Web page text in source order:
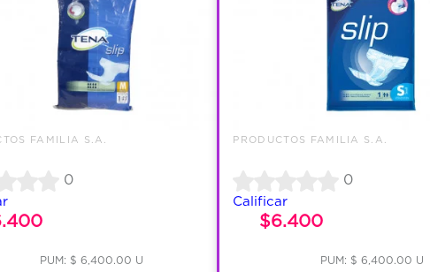
FAMILIA S.A.
0
PUM: $ 6,400.00 U
PRODUCTOS FAMILIA S.A.
0
Calificar
$6.400
PUM: $ 6,400.00 U